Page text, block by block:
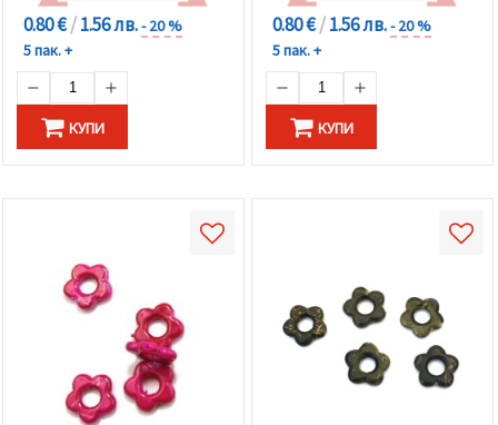
0.80 €/1.56 лв.- 20 %
5 пак. +
КУПИ
0.80 €/1.56 лв.- 20 %
5 пак. +
КУПИ